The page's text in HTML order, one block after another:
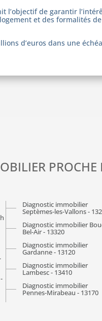
l’objectif de garantir
et des formalités
d’euros dans une
Diagnostic immobilier
Septèmes-les-Vallons -
Diagnostic immobilier
Bel-Air - 13320
Diagnostic immobilier
Gardanne - 13120
Diagnostic immobilier
Lambesc - 13410
Diagnostic immobilier
Pennes-Mirabeau - 13170